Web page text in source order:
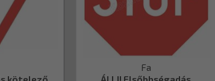
kötelező
Fa
ÁLLJ! Elsőbbségadás